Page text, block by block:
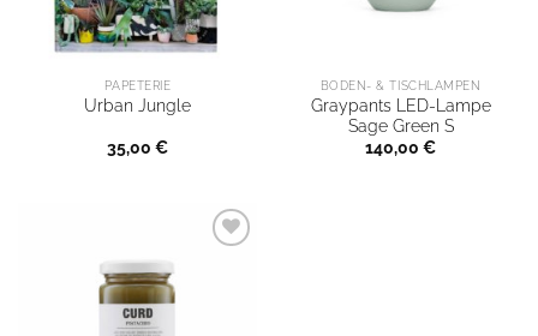
PAPETERIE
Urban Jungle
35,00 €
BODEN- & TISCHLAMPEN
Graypants LED-Lampe
Sage Green S
140,00 €